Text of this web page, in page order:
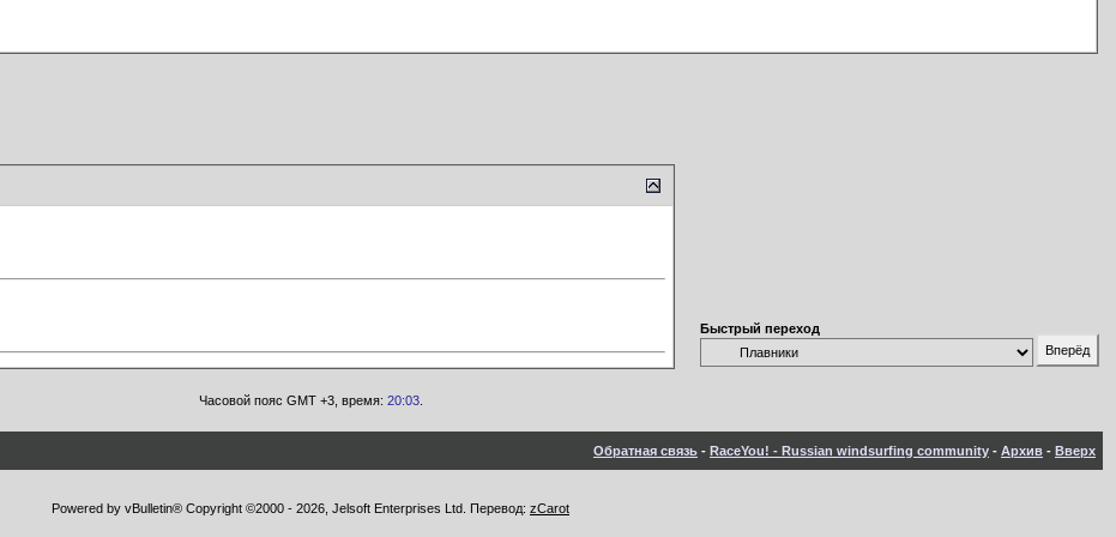
Быстрый переход
Часовой пояс GMT +3, время: 20:03.
Обратная связь - RaceYou! - Russian windsurfing community - Архив - Вверх
Powered by vBulletin® Copyright ©2000 - 2026, Jelsoft Enterprises Ltd. Перевод: zCarot